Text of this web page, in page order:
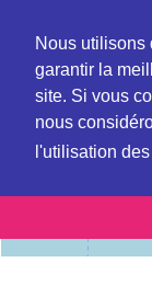
Nous utilisons
garantir la
site. Si vous
nous
l'utilisation